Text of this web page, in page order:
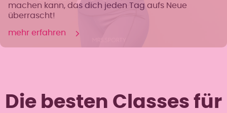
machen kann, das dich jeden Tag aufs Neue
überrascht!
mehr erfahren
Die besten Classes für